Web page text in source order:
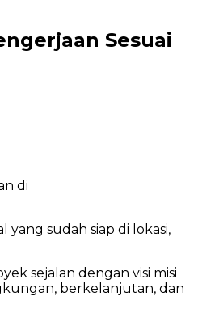
Sesuai
di
yang sudah siap di lokasi,
sejalan dengan visi misi
berkelanjutan, dan